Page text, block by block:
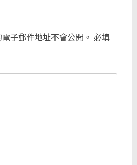
子郵件地址不會公開。 必填